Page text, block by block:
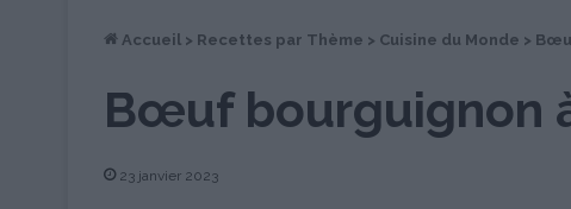
Accueil > Recettes par Thème > Cuisine du Monde >
Bœuf bourguignon
23 janvier 2023